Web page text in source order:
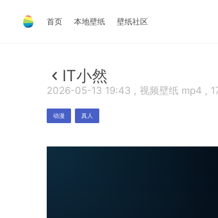
首页 本地壁纸 壁纸社区
IT小然
2026-05-13 19:43 , 视频壁纸 mp4 ,
动漫 真人